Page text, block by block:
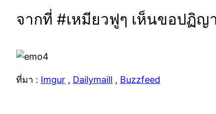
จากที่ #เหมียวฟูๆ เห็นขอปฏิ
ที่มา : Imgur , Dailymaill , Buzzfeed